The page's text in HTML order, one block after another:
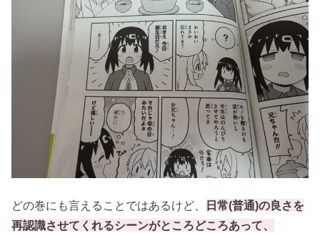
どの巻にも言えることではあるけど、
日常(普通)の良さを
再認識させてくれるシーンがところどころあって、